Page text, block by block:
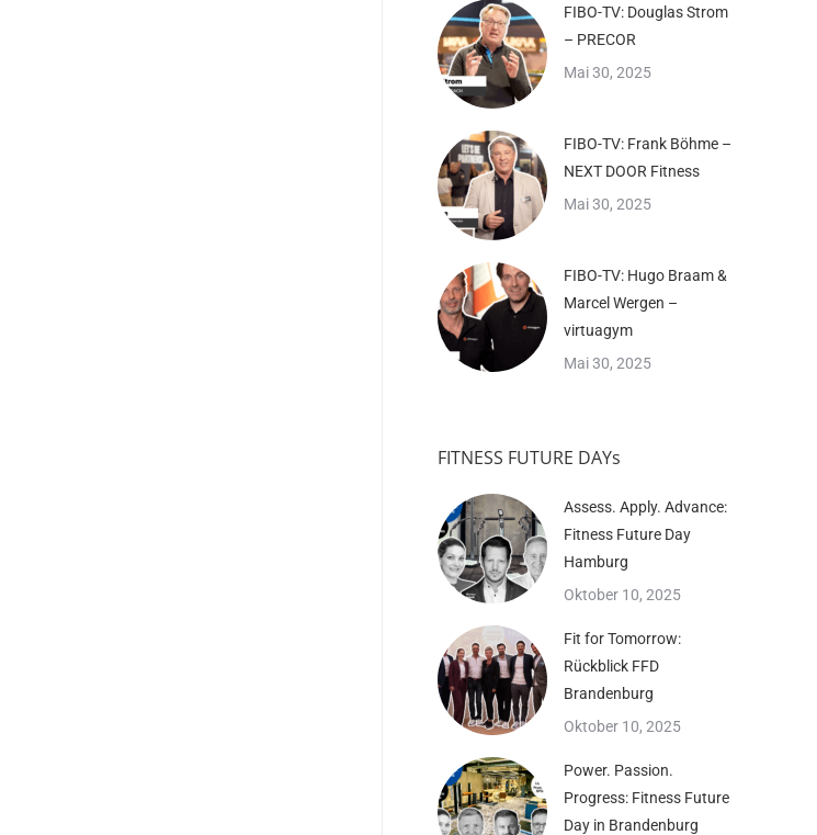
FIBO-TV: Douglas Strom
– PRECOR
Mai 30, 2025
FIBO-TV: Frank Böhme –
NEXT DOOR Fitness
Mai 30, 2025
FIBO-TV: Hugo Braam &
Marcel Wergen –
virtuagym
Mai 30, 2025
FITNESS FUTURE DAYs
Assess. Apply. Advance:
Fitness Future Day
Hamburg
Oktober 10, 2025
Fit for Tomorrow:
Rückblick FFD
Brandenburg
Oktober 10, 2025
Power. Passion.
Progress: Fitness Future
Day in Brandenburg